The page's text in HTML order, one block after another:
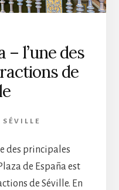
– l’une des
de
SÉVILLE
des principales
de España est
de Séville. En